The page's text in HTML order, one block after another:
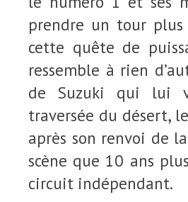
prendre un tour
cette quête de
ressemble à rien
de Suzuki qui lui
traversée du désert,
après son renvoi de
scène que 10 ans
circuit indépendant.